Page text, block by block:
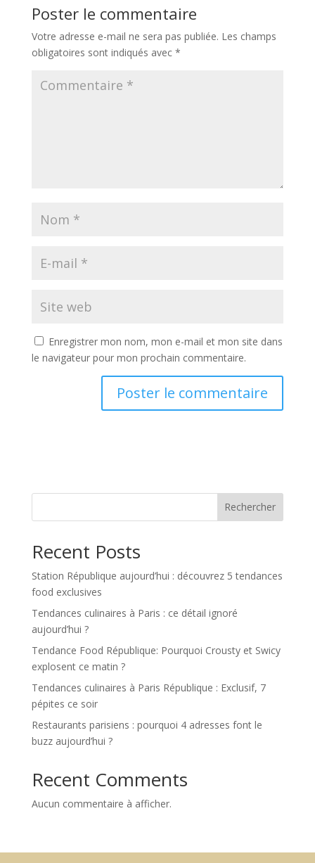
Poster le commentaire
Votre adresse e-mail ne sera pas publiée. Les champs
obligatoires sont indiqués avec *
Enregistrer mon nom, mon e-mail et mon site dans
le navigateur pour mon prochain commentaire.
Rechercher
Recent Posts
Station République aujourd’hui : découvrez 5 tendances
food exclusives
Tendances culinaires à Paris : ce détail ignoré
aujourd’hui ?
Tendance Food République: Pourquoi Crousty et Swicy
explosent ce matin ?
Tendances culinaires à Paris République : Exclusif, 7
pépites ce soir
Restaurants parisiens : pourquoi 4 adresses font le
buzz aujourd’hui ?
Recent Comments
Aucun commentaire à afficher.